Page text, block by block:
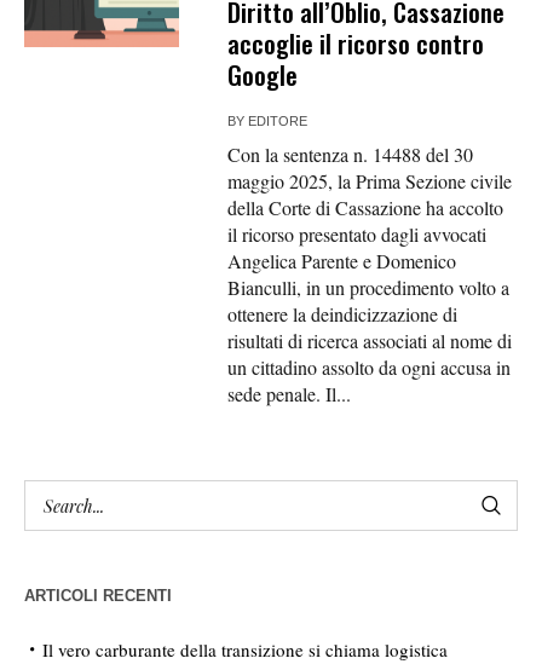
Diritto all’Oblio, Cassazione
accoglie il ricorso contro
Google
BY EDITORE
Con la sentenza n. 14488 del 30
maggio 2025, la Prima Sezione civile
della Corte di Cassazione ha accolto
il ricorso presentato dagli avvocati
Angelica Parente e Domenico
Bianculli, in un procedimento volto a
ottenere la deindicizzazione di
risultati di ricerca associati al nome di
un cittadino assolto da ogni accusa in
sede penale. Il...
ARTICOLI RECENTI
Il vero carburante della transizione si chiama logistica